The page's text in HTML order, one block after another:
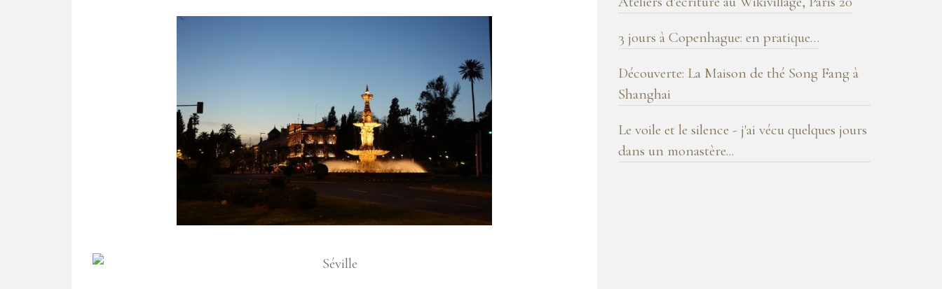
3 jours à Copenhague: en pratique…
Découverte: La Maison de thé Song Fang à
Shanghai
Le voile et le silence - j'ai vécu quelques jours
dans un monastère...